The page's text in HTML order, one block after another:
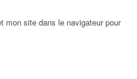
mon site dans le navigateur pour